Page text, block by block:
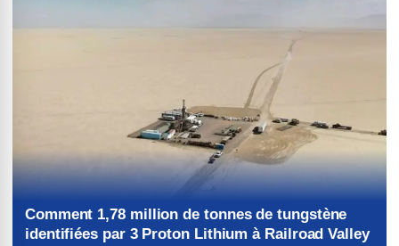
Comment 1,78 million de tonnes de tungstène
identifiées par 3 Proton Lithium à Railroad Valley